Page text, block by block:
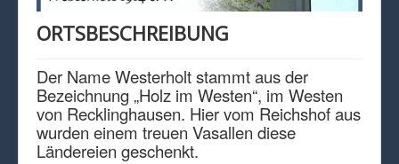
DATENSCHUTZ
ORTSBESCHREIBUNG
Der Name Westerholt stammt aus der
Bezeichnung „Holz im Westen“, im Westen
von Recklinghausen. Hier vom Reichshof aus
wurden einem treuen Vasallen diese
Ländereien geschenkt.